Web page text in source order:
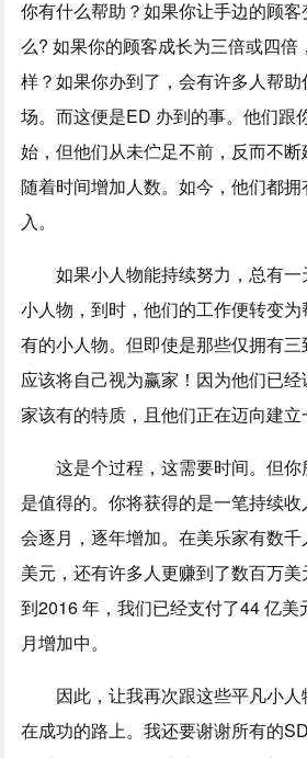
你有什么帮助？如果你让手边的顾
么? 如果你的顾客成长为三倍或四倍
样？如果你办到了，会有许多人帮
场。而这便是ED 办到的事。他们跟
始，但他们从未伫足不前，反而不
随着时间增加人数。如今，他们都
入。
如果小人物能持续努力，总有
小人物，到时，他们的工作便转变
有的小人物。但即使是那些仅拥有
应该将自己视为赢家！因为他们已
家该有的特质，且他们正在迈向建立
这是个过程，这需要时间。但
是值得的。你将获得的是一笔持续
会逐月，逐年增加。在美乐家有数
美元，还有许多人更赚到了数百万
到2016 年，我们已经支付了44 亿美
月增加中。
因此，让我再次跟这些平凡小
在成功的路上。我还要谢谢所有的